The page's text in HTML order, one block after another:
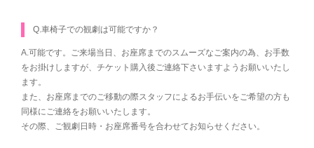
Q.車椅子での観劇は可能ですか？
A.可能です。ご来場当日、お座席までのスムーズなご案内の為、お手数
をお掛けしますが、チケット購入後ご連絡下さいますようお願いいたし
ます。
また、お座席までのご移動の際スタッフによるお手伝いをご希望の方も
同様にご連絡をお願いいたします。
その際、ご観劇日時・お座席番号を合わせてお知らせください。